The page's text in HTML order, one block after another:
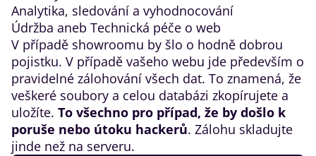
Analytika, sledování a vyhodnocování
​Údržba aneb Technická péče o web
V případě showroomu by šlo o hodně dobrou
pojistku. V případě vašeho webu jde především o
pravidelné zálohování všech dat. To znamená, že
veškeré soubory a celou databázi zkopírujete a
uložíte. To všechno pro případ, že by došlo k
poruše nebo útoku hackerů. Zálohu skladujte
jinde než na serveru.